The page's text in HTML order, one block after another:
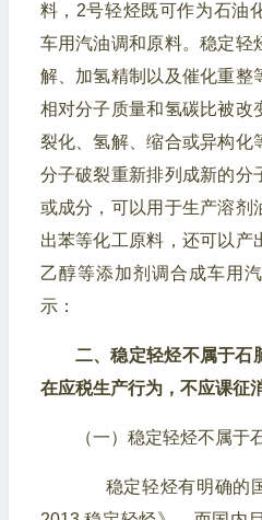
料，2号轻烃既可作为石油
车用汽油调和原料。稳定轻
解、加氢精制以及催化重整
相对分子质量和氢碳比被改
裂化、氢解、缩合或异构化
分子破裂重新排列成新的分
或成分，可以用于生产溶剂
出苯等化工原料，还可以产
乙醇等添加剂调合成车用
示：
二、稳定轻烃不属于石
在应税生产行为，不应课征
（一）稳定轻烃不属于
稳定轻烃有明确的